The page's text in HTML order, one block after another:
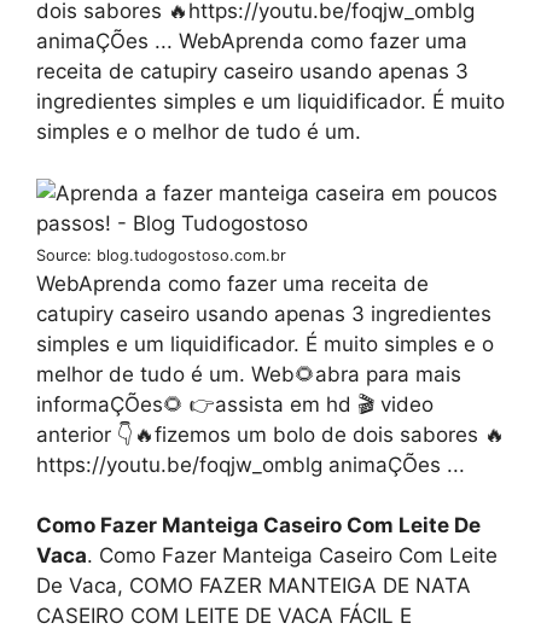
dois sabores 🔥https://youtu.be/foqjw_omblg
animaÇÕes ... WebAprenda como fazer uma
receita de catupiry caseiro usando apenas 3
ingredientes simples e um liquidificador. É muito
simples e o melhor de tudo é um.
Source: blog.tudogostoso.com.br
WebAprenda como fazer uma receita de
catupiry caseiro usando apenas 3 ingredientes
simples e um liquidificador. É muito simples e o
melhor de tudo é um. Web🌻abra para mais
informaÇÕes🌻 👉assista em hd 🎬 video
anterior 👇🔥fizemos um bolo de dois sabores 🔥
https://youtu.be/foqjw_omblg animaÇÕes ...
Como Fazer Manteiga Caseiro Com Leite De
Vaca. Como Fazer Manteiga Caseiro Com Leite
De Vaca, COMO FAZER MANTEIGA DE NATA
CASEIRO COM LEITE DE VACA FÁCIL E